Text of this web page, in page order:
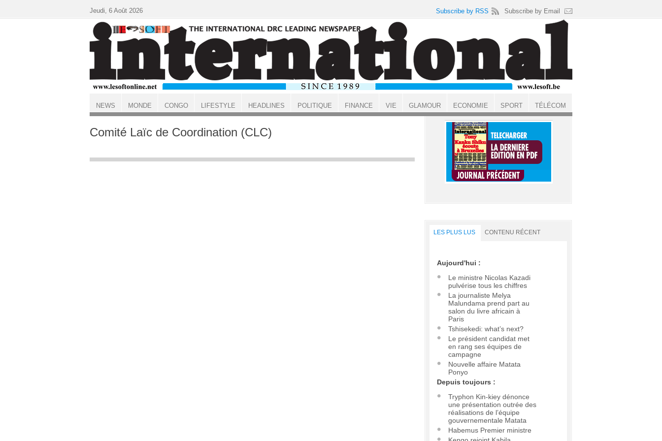
ACCUEIL
Comité Laïc de Coordination (CLC)
LES PLUS LUS CONTENU RÉCENT
Aujourd'hui :
Le ministre Nicolas Kazadi
pulvérise tous les chiffres
La journaliste Melya
Malundama prend part au
salon du livre africain à
Paris
Tshisekedi: what’s next?
Le président candidat met
en rang ses équipes de
campagne
Nouvelle affaire Matata
Ponyo
Depuis toujours :
Tryphon Kin-kiey dénonce
une présentation outrée des
réalisations de l’équipe
gouvernementale Matata
Habemus Premier ministre
Jeudi, 6 Août 2026 Subscribe by RSS Subscribe by Email
NEWS MONDE CONGO LIFESTYLE HEADLINES POLITIQUE FINANCE VIE GLAMOUR ECONOMIE SPORT TÉLÉCOM